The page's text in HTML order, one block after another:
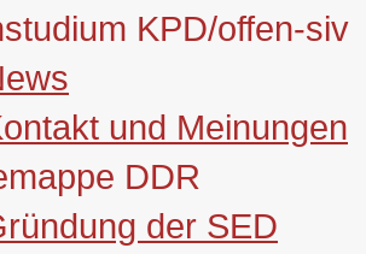
KPD/offen-siv
und Meinungen
DDR
der SED